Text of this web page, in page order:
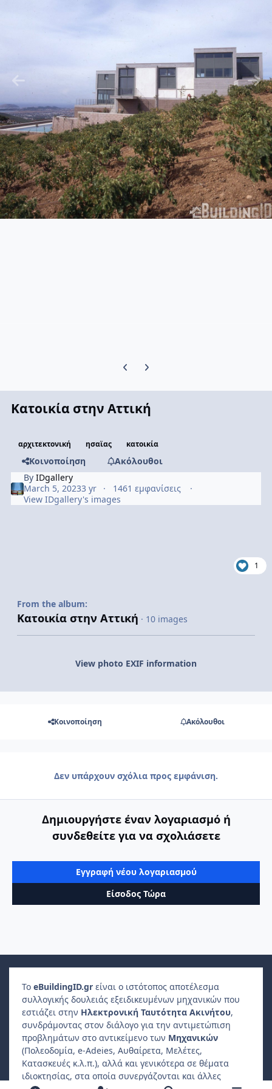
Previous carousel slide
Next carousel slide
Κατοικία στην Αττική
αρχιτεκτονική ησαϊας κατοικία
Κοινοποίηση
Ακόλουθοι
ByIDgallery
March 5, 20233 yr
1461 εμφανίσεις
View IDgallery's images
1
From the album:
Kατοικία στην Aττική · 10 images
View photo EXIF information
Κοινοποίηση Ακόλουθοι
Δεν υπάρχουν σχόλια προς εμφάνιση.
Δημιουργήστε έναν λογαριασμό ή
συνδεθείτε για να σχολιάσετε
Εγγραφή νέου λογαριασμού
Είσοδος Τώρα
Το eBuildingID.gr είναι ο ιστότοπος αποτέλεσμα
συλλογικής δουλειάς εξειδικευμένων μηχανικών που
εστιάζει στην Ηλεκτρονική Ταυτότητα Ακινήτου,
συνδράμοντας στον διάλογο για την αντιμετώπιση
προβλημάτων στο αντικείμενο των Μηχανικών
(Πολεοδομία, e-Adeies, Αυθαίρετα, Μελέτες,
Κατασκευές κ.λ.π.), αλλά και γενικότερα σε θέματα
ιδιοκτησίας, στα οποία συνεργάζονται και άλλες